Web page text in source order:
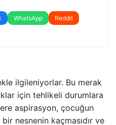
WhatsApp
Reddit
ilgileniyorlar. Bu merak
için tehlikeli durumlara
aspirasyon, çocuğun
nesnenin kaçmasıdır ve